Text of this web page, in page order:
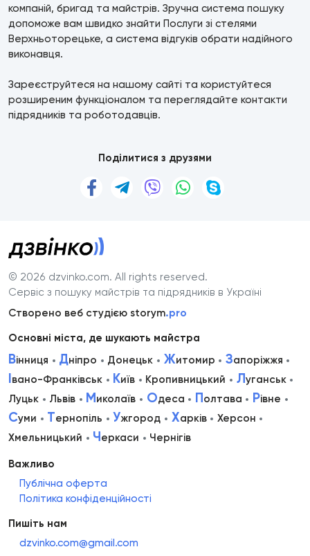
компаній, бригад та майстрів. Зручна система пошуку
допоможе вам швидко знайти Послуги зі стелями
Верхньоторецьке, а система відгуків обрати надійного
виконавця.
Зареєструйтеся на нашому сайті та користуйтеся
розширеним функціоналом та переглядайте контакти
підрядників та роботодавців.
Поділитися з друзями
© 2026 dzvinko.com. All rights reserved.
Сервіс з пошуку майстрів та підрядників в Україні
Створено веб студією storym.pro
Основні міста, де шукають майстра
Вінниця Дніпро Донецьк Житомир Запоріжжя
Івано-Франківськ Київ Кропивницький Луганськ
Луцьк
Львів Миколаїв Одеса Полтава Рівне
Суми Тернопіль Ужгород Харків
Херсон
Хмельницький
Черкаси Чернігів
Важливо
Публічна оферта
Політика конфіденційності
Пишіть нам
dzvinko.com@gmail.com